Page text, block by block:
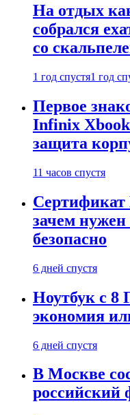
На отдых
собрался
со
1 год спустя1 год
Первое
Infinix
защита
11 часов спустя
зачем нужен
безопасно
6 дней спустя
Ноутбук с 8
экономия
6 дней спустя
В Москве
российский